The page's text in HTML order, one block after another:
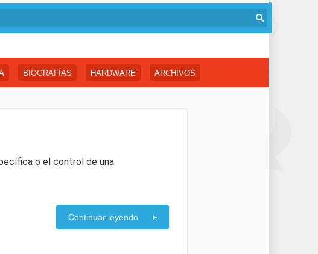
BIOGRAFÍAS HARDWARE ARCHIVOS
o el control de una
Continuar leyendo